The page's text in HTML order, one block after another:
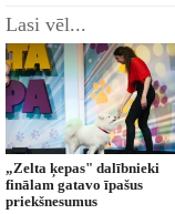
Lasi vēl...
„Zelta ķepas" dalībnieki
finālam gatavo īpašus
priekšnesumus